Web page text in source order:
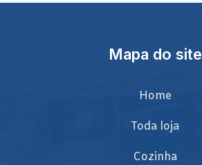
Mapa do site
Home
Toda loja
Cozinha